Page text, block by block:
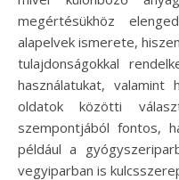
megértésükhöz
alapelvek ismerete,
tulajdonságokkal
használatukat, valamint
oldatok közötti
szempontjából fontos,
például a
vegyiparban is